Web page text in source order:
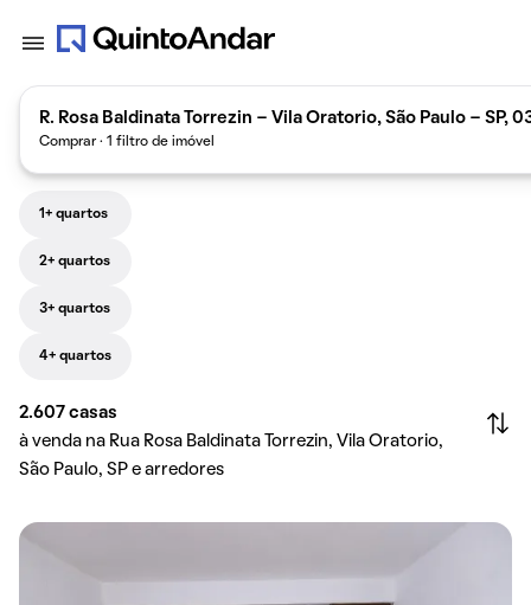
R. Rosa Baldinata Torrezin - Vila Oratorio, São Paulo - SP,
Comprar · 1 filtro de imóvel
1+ quartos
2+ quartos
3+ quartos
4+ quartos
2.607 casas
à venda na Rua Rosa Baldinata Torrezin, Vila Oratorio,
São Paulo, SP e arredores